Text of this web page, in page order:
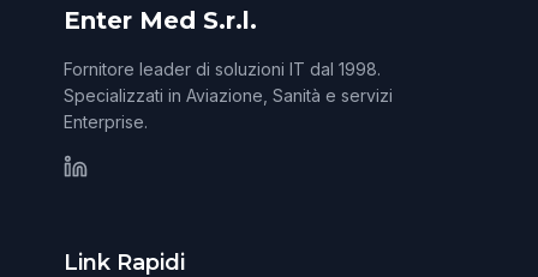
Enter Med S.r.l.
Fornitore leader di soluzioni IT dal 1998.
Specializzati in Aviazione, Sanità e servizi
Enterprise.
Link Rapidi